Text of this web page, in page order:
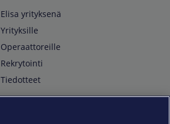
Elisa yrityksenä
Yrityksille
Operaattoreille
Rekrytointi
Tiedotteet